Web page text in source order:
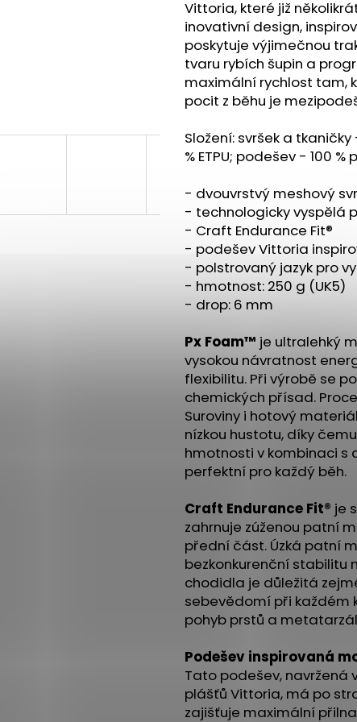
Vittoria, které již
inovativní design,
poskytuje výjimečnou
tvaru rybích šupin a
maximální rychlost tam,
pocit z běhu je
Složení: svršek a
% ETPU; podešev - 100
- dvouvrstvý meshový
- technologicky vyspělá
- Craft Endurance Fit®
- podešev Vittoria
- polstrovaný jazyk pro
- hmotnost: 250 g (UK5)
- drop: 6 mm
Px Foam™ je ultralehký
vysokou návratnost
flexibilitu. Při výrobě se
chemických přísad.
Suroviny i hotový
nízkou hustotu, díky
hmotnosti v kombinaci s
perfektní pro každý běh.
Craft Endurance Fit® je
zahrnuje zúženou patní
přední část. Úzká patní
bezkonkurenční stabilitu
chodidla je důležitá
sebevědomí při každém
pohyb prstů a
Podešev inspirovaná
Tato podešev, navržená
plášťů Vittoria, má po
zajišťuje maximální
BOTY CRAFT ENDURANCE 3 - BÍLÁ
BOTY CRAFT
3 490 Kč